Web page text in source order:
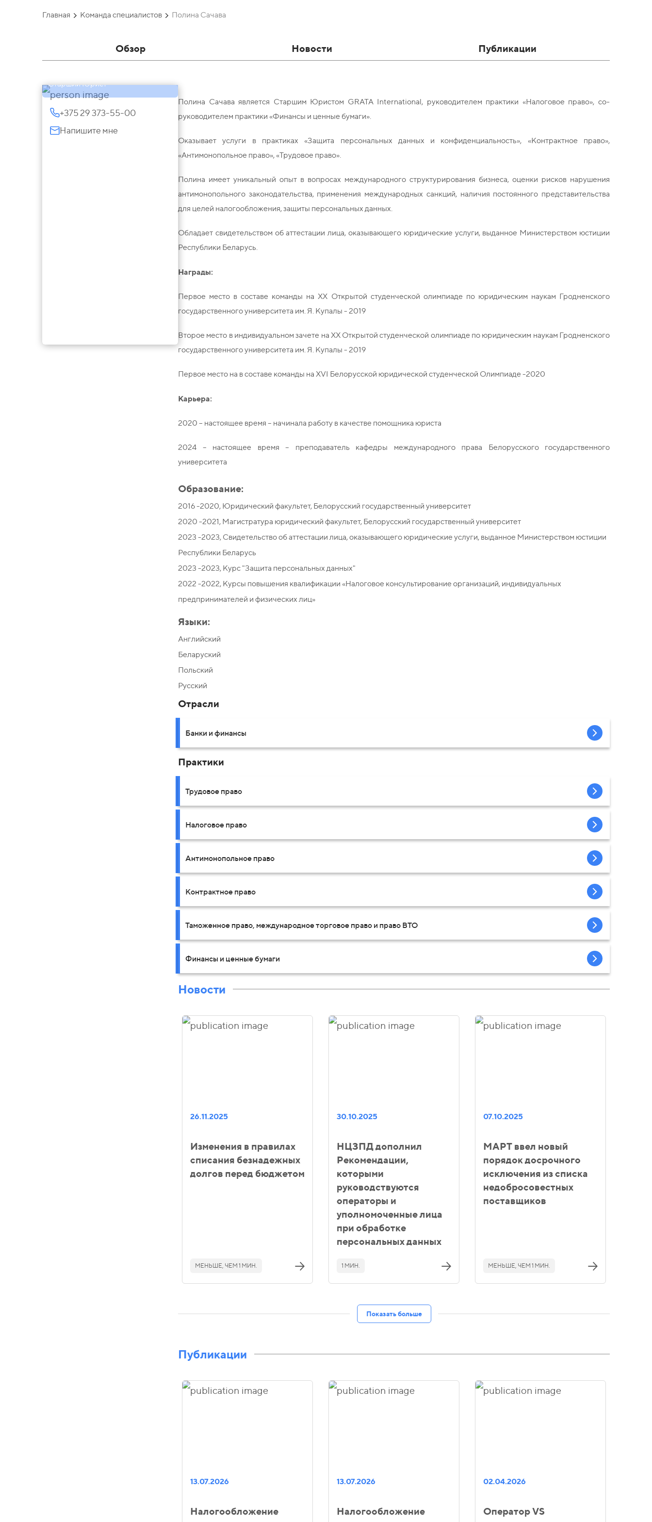
Главная Команда специалистов Полина Сачава
Обзор Новости
Публикации
Старший Юрист
+375 29 373-55-00
Напишите мне
Полина Сачава является Старшим Юристом GRATA International, руководителем практики «Налоговое право», со-
руководителем практики «Финансы и ценные бумаги».
Оказывает услуги в практиках «Защита персональных данных и конфиденциальность», «Контрактное право»,
«Антимонопольное право», «Трудовое право».
Полина имеет уникальный опыт в вопросах международного структурирования бизнеса, оценки рисков нарушения
антимонопольного законодательства, применения международных санкций, наличия постоянного представительства
для целей налогообложения, защиты персональных данных.
Обладает свидетельством об аттестации лица, оказывающего юридические услуги, выданное Министерством юстиции
Республики Беларусь.
Награды:
Первое место в составе команды на XX Открытой студенческой олимпиаде по юридическим наукам Гродненского
государственного университета им. Я. Купалы - 2019
Второе место в индивидуальном зачете на XX Открытой студенческой олимпиаде по юридическим наукам Гродненского
государственного университета им. Я. Купалы - 2019
Первое место на в составе команды на XVI Белорусской юридической студенческой Олимпиаде -2020
Карьера:
2020 – настоящее время – начинала работу в качестве помощника юриста
2024 – настоящее время – преподаватель кафедры международного права Белорусского государственного
университета
Образование:
2016 -2020, Юридический факультет, Белорусский государственный университет
2020 -2021, Магистратура юридический факультет, Белорусский государственный университет
2023 -2023, Свидетельство об аттестации лица, оказывающего юридические услуги, выданное Министерством юстиции
Республики Беларусь
2023 -2023, Курс "Защита персональных данных"
2022 -2022, Курсы повышения квалификации «Налоговое консультирование организаций, индивидуальных
предпринимателей и физических лиц»
Языки:
Английский
Беларуский
Польский
Русский
Отрасли
Банки и финансы
Практики
Трудовое право
Налоговое право
Антимонопольное право
Контрактное право
Таможенное право, международное торговое право и право ВТО
Финансы и ценные бумаги
Новости
26.11.2025
Изменения в правилах
списания безнадежных
долгов перед бюджетом
МЕНЬШЕ, ЧЕМ 1 МИН.
30.10.2025
НЦЗПД дополнил
Рекомендации,
которыми
руководствуются
операторы и
уполномоченные лица
при обработке
персональных данных
1 МИН.
07.10.2025
МАРТ ввел новый
порядок досрочного
исключения из списка
недобросовестных
поставщиков
МЕНЬШЕ, ЧЕМ 1 МИН.
Показать больше
Публикации
13.07.2026
Налогообложение
13.07.2026
Налогообложение
02.04.2026
Оператор VS